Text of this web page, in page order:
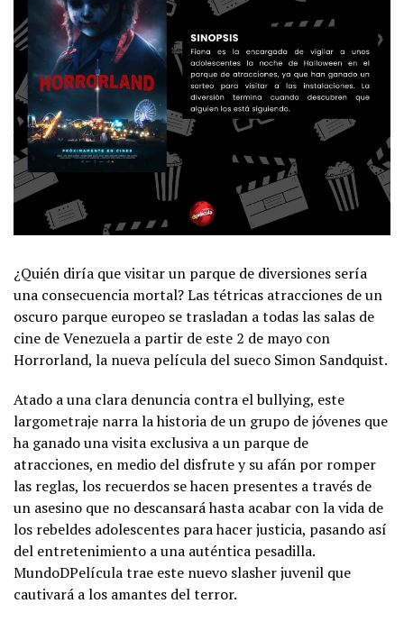
¿Quién diría que visitar un parque de diversiones sería
una consecuencia mortal? Las tétricas atracciones de un
oscuro parque europeo se trasladan a todas las salas de
cine de Venezuela a partir de este 2 de mayo con
Horrorland, la nueva película del sueco Simon Sandquist.
Atado a una clara denuncia contra el bullying, este
largometraje narra la historia de un grupo de jóvenes que
ha ganado una visita exclusiva a un parque de
atracciones, en medio del disfrute y su afán por romper
las reglas, los recuerdos se hacen presentes a través de
un asesino que no descansará hasta acabar con la vida de
los rebeldes adolescentes para hacer justicia, pasando así
del entretenimiento a una auténtica pesadilla.
MundoDPelícula trae este nuevo slasher juvenil que
cautivará a los amantes del terror.